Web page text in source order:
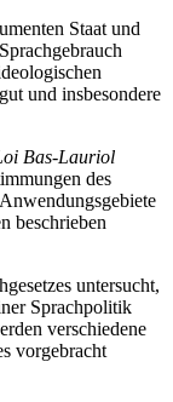
Staat und
und insbesondere
Bas-Lauriol
des
beschrieben
untersucht,
Sprachpolitik
verschiedene
vorgebracht